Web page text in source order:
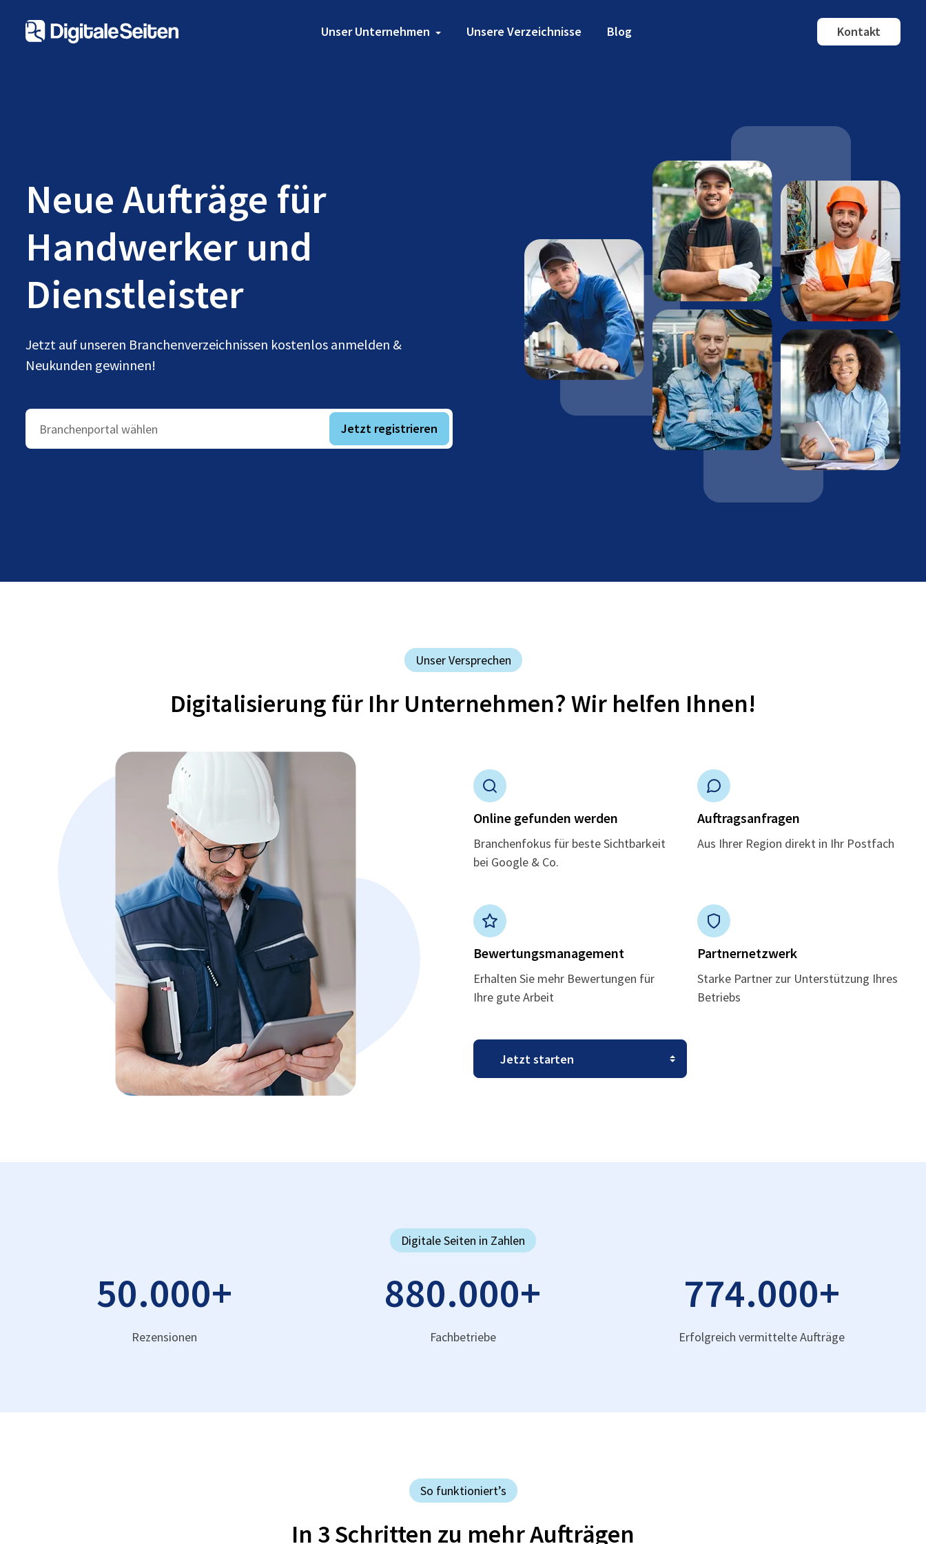
Unser Unternehmen Unsere Verzeichnisse Blog Kontakt
Neue Aufträge für
Handwerker und
Dienstleister
Jetzt auf unseren Branchenverzeichnissen kostenlos anmelden &
Neukunden gewinnen!
Branchenportal wählen Jetzt registrieren
Unser Versprechen
Digitalisierung für Ihr Unternehmen? Wir helfen Ihnen!
Online gefunden werden
Branchenfokus für beste Sichtbarkeit
bei Google & Co.
Auftragsanfragen
Aus Ihrer Region direkt in Ihr Postfach
Bewertungsmanagement
Erhalten Sie mehr Bewertungen für
Ihre gute Arbeit
Partnernetzwerk
Starke Partner zur Unterstützung Ihres
Betriebs
Digitale Seiten in Zahlen
50.000+
Rezensionen
880.000+
Fachbetriebe
774.000+
Erfolgreich vermittelte Aufträge
So funktioniert’s
In 3 Schritten zu mehr Aufträgen